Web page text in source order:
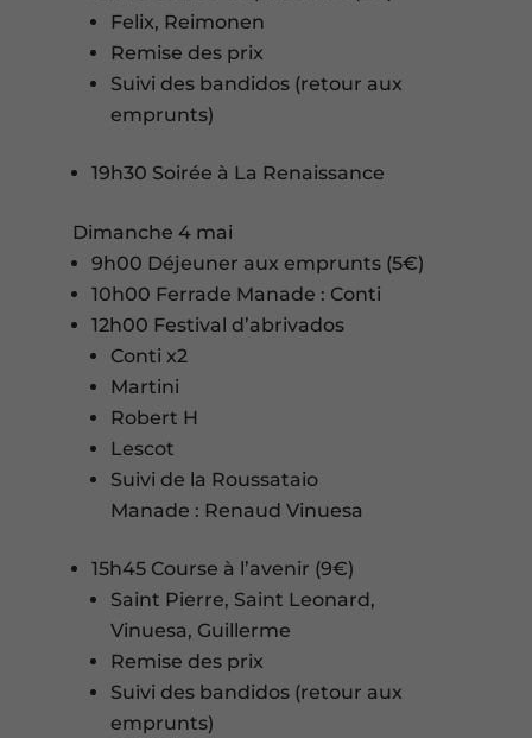
Felix, Reimonen
Remise des prix
Suivi des bandidos (retour aux
emprunts)
19h30 Soirée à La Renaissance
Dimanche 4 mai
9h00 Déjeuner aux emprunts (5€)
10h00 Ferrade Manade : Conti
12h00 Festival d’abrivados
Conti x2
Martini
Robert H
Lescot
Suivi de la Roussataio
Manade : Renaud Vinuesa
15h45 Course à l’avenir (9€)
Saint Pierre, Saint Leonard,
Vinuesa, Guillerme
Remise des prix
Suivi des bandidos (retour aux
emprunts)